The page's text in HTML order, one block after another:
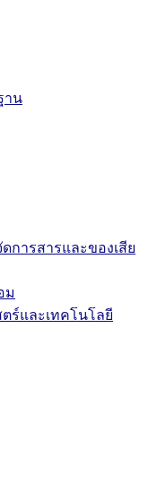
าน
การสารและของเสีย
ม
ร์และเทคโนโลยี